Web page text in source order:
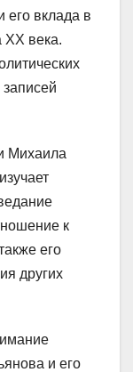
его вклада в
века.
Михаила
к
его
других
и его